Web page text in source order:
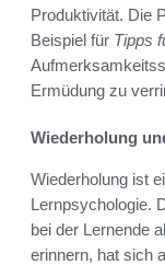
Produktivität. Die
Beispiel für Tipps
Ermüdung zu
Wiederholung
Wiederholung ist
Lernpsychologie.
bei der Lernende
erinnern, hat sich